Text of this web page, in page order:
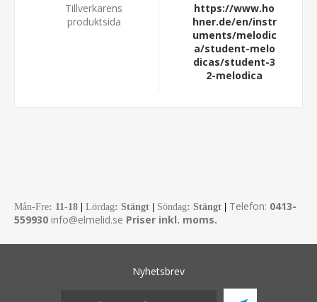
Tillverkarens
produktsida
https://www.ho
hner.de/en/instr
uments/melodic
a/student-melo
dicas/student-3
2-melodica
Mån-Fre: 11-18 | Lördag: Stängt | Söndag: Stängt | Telefon: 0413-
559930 info@elmelid.se Priser inkl. moms.
Nyhetsbrev